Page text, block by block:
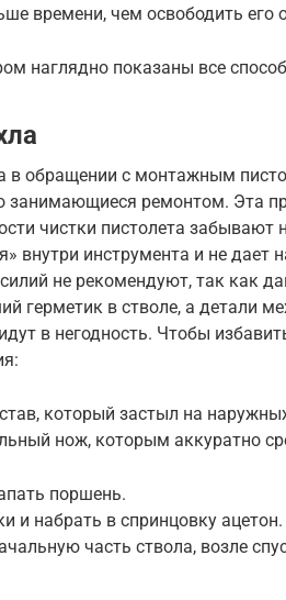
времени, чем освободить его
наглядно показаны все
в обращении с монтажным
занимающиеся ремонтом. Эта
чистки пистолета забывают
внутри инструмента и не дает
не рекомендуют, так как
герметик в стволе, а детали
в негодность. Чтобы
который застыл на
нож, которым аккуратно
поршень.
и набрать в спринцовку
часть ствола, возле